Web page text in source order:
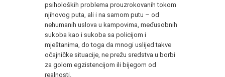
psiholoških problema prouzrokovanih tokom
njihovog puta, ali i na samom putu – od
nehumanih uslova u kampovima, međusobnih
sukoba kao i sukoba sa policijom i
mještanima, do toga da mnogi uslijed takve
očajničke situacije, ne prežu sredstva u borbi
za golom egzistencijom ili bijegom od
realnosti.